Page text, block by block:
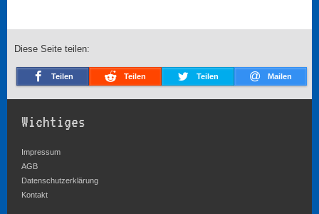
Diese Seite teilen:
Teilen Teilen Teilen Mailen
Wichtiges
Impressum
AGB
Datenschutzerklärung
Kontakt